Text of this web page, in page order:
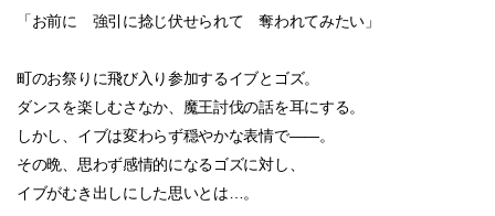
「お前に 強引に捻じ伏せられて 奪われてみたい」
町のお祭りに飛び入り参加するイブとゴズ。
ダンスを楽しむさなか、魔王討伐の話を耳にする。
しかし、イブは変わらず穏やかな表情で――。
その晩、思わず感情的になるゴズに対し、
イブがむき出しにした思いとは…。